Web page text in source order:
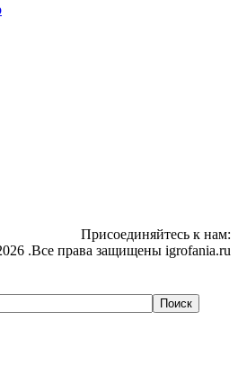
Присоединяйтесь к нам:
.Все права защищены igrofania.ru